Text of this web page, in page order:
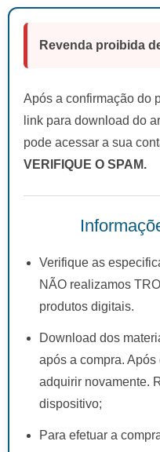
Revenda proibida
Após a confirmação do
link para download do
pode acessar a sua
VERIFIQUE O SPAM.
Verifique as
NÃO realizamos
produtos digitais.
Download dos
após a compra.
adquirir novamente.
dispositivo;
Para efetuar a